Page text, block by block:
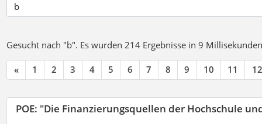
Gesucht nach "b". Es wurden 214 Ergebnisse in 9
« 1 2 3 4 5 6 7 8 9 10 11 12
POE: "Die Finanzierungsquellen der Hochschule